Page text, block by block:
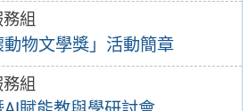
組
物文學獎」活動簡章
組